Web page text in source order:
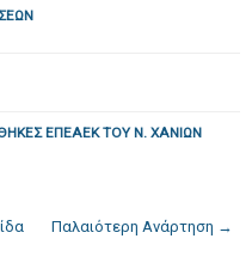
ΕΠΕΑΕΚ ΤΟΥ Ν. ΧΑΝΙΩΝ
Παλαιότερη Ανάρτηση →